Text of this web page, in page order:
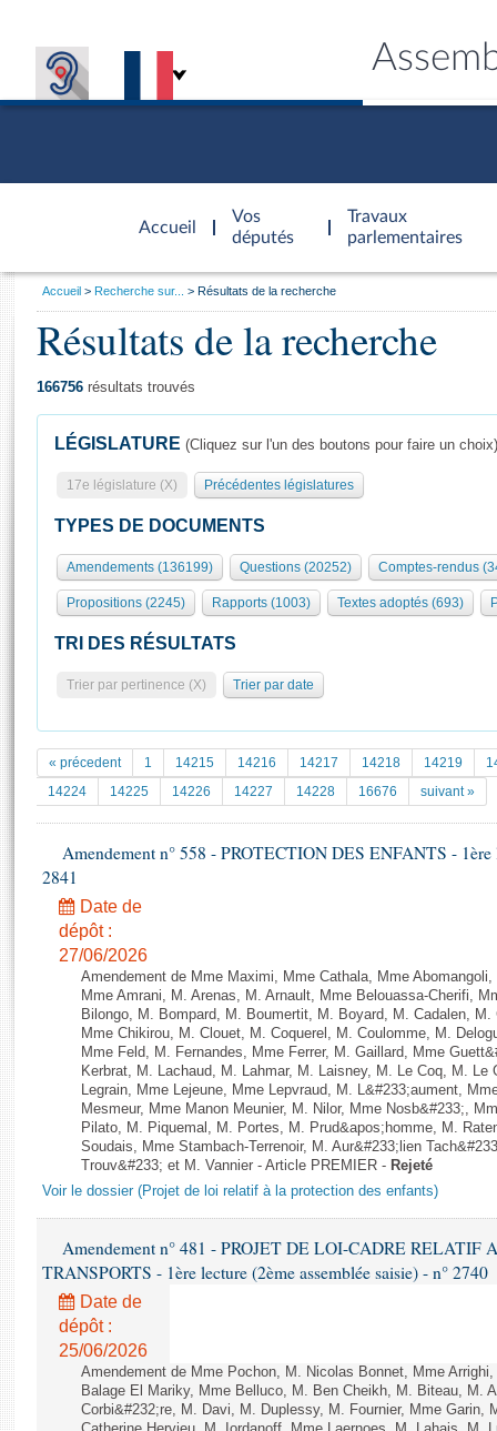
Accueil
d'accueil
Vos
députés
Travaux
parlementaires
Présidence
577 députés
Groupes politiques
Séance publique
Commissions et autres organes
Europe et International
Pétitions
Documents parlementaires
Projets de loi
Propositions de loi
Amendements
Textes adoptés
Rapports d'information
Rapports d'enquête
Rapports législatifs
Rapports sur l'application des lois
Baromètre de l’application des lois
Dossiers législatifs
Budget et sécurité sociale
Questions écrites et orales
Général
Rôle et pouvoirs de l'Assemblée
Organisation de l'Assemblée
Présidence Conférence des Présidents Bureau Collège des
Statistiques et chiffres clés
Documents de référence
( Constitution | Règlement de l'Assemblée ... )
Histoire
Juniors
Anciennes législatures
Liens vers les sites publics
Visiter l'Assemblée
Visite virtuelle du palais Bourbon
Assister à une séance
La Bibliothèque
Les archives
Contacts et plan d'accès
Photos libres de droit
Vous
Accueil Recherche sur... Résultats de la recherche
Résultats de la recherche
166756 résultats trouvés
LÉGISLATURE (Cliquez sur l'un des boutons pour faire un choix)
17e législature (X) Précédentes législatures
TYPES DE DOCUMENTS
Amendements (136199) Questions (20252) Comptes-rendus
Propositions (2245) Rapports (1003) Textes adoptés (693)
TRI DES RÉSULTATS
Trier par pertinence (X) Trier par date
« précedent 1 14215 14216 14217 14218 14219
14224
14225 14226 14227 14228 16676 suivant »
Amendement n° 558 - PROTECTION DES ENFANTS - 1ère
2841
Date de
dépôt :
27/06/2026
Amendement de Mme Maximi, Mme Cathala, Mme
Mme Amrani, M. Arenas, M. Arnault, Mme Belouassa-Cherifi,
Bilongo, M. Bompard, M. Boumertit, M. Boyard, M. Cadalen,
Mme Chikirou, M. Clouet, M. Coquerel, M. Coulomme, M.
Mme Feld, M. Fernandes, Mme Ferrer, M. Gaillard, Mme
Kerbrat, M. Lachaud, M. Lahmar, M. Laisney, M. Le Coq, M. Le
Legrain, Mme Lejeune, Mme Lepvraud, M. L&#233;aument,
Mesmeur, Mme Manon Meunier, M. Nilor, Mme Nosb&#233;,
Pilato, M. Piquemal, M. Portes, M. Prud&apos;homme, M.
Soudais, Mme Stambach-Terrenoir, M. Aur&#233;lien
Trouv&#233; et M. Vannier - Article PREMIER - Rejeté
Voir le dossier (Projet de loi relatif à la protection des enfants)
Amendement n° 481 - PROJET DE LOI-CADRE RELATIF
TRANSPORTS - 1ère lecture (2ème assemblée saisie) - n° 2740
Date de
dépôt :
25/06/2026
Amendement de Mme Pochon, M. Nicolas Bonnet, Mme
Balage El Mariky, Mme Belluco, M. Ben Cheikh, M. Biteau, M.
Corbi&#232;re, M. Davi, M. Duplessy, M. Fournier, Mme Garin,